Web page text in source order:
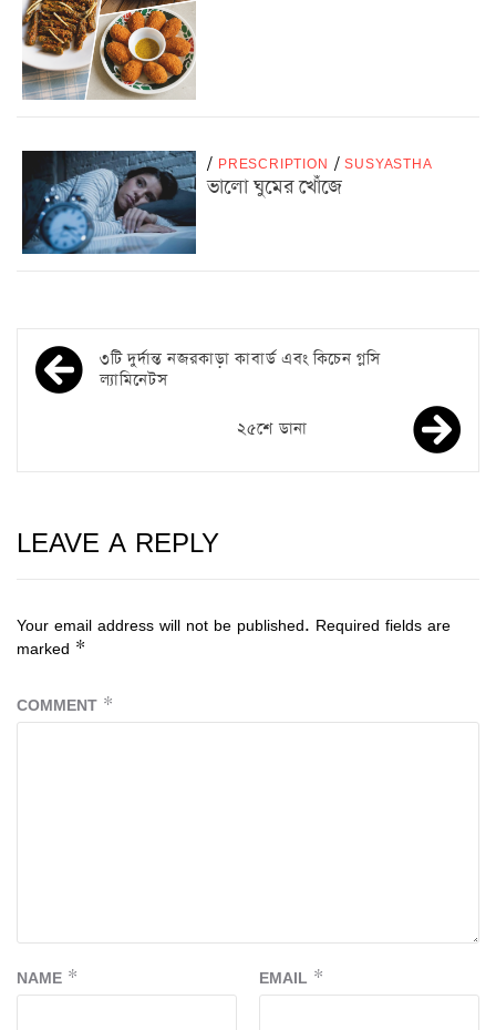
/ PRESCRIPTION / SUSYASTHA
ভালো ঘুমের খোঁজে
৩টি দুর্দান্ত নজরকাড়া কাবার্ড এবং কিচেন গ্লসি
ল্যামিনেটস
২৫শে ডানা
LEAVE A REPLY
Your email address will not be published. Required fields are
marked *
COMMENT *
NAME * EMAIL *